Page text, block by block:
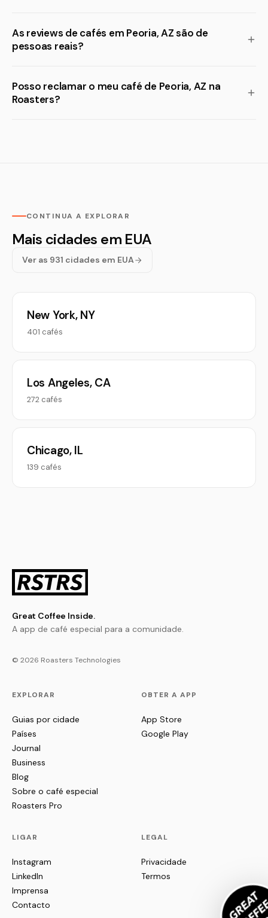
As reviews de cafés em Peoria, AZ são de
pessoas reais?
Posso reclamar o meu café de Peoria, AZ na
Roasters?
CONTINUA A EXPLORAR
Mais cidades em EUA
Ver as 931 cidades em EUA
New York, NY
401 cafés
Los Angeles, CA
272 cafés
Chicago, IL
139 cafés
Great Coffee Inside.
A app de café especial para a comunidade.
© 2026 Roasters Technologies
EXPLORAR
Guias por cidade
Países
Journal
Business
Blog
Sobre o café especial
Roasters Pro
OBTER A APP
App Store
Google Play
LIGAR
Instagram
LinkedIn
Imprensa
Contacto
LEGAL
Privacidade
Termos